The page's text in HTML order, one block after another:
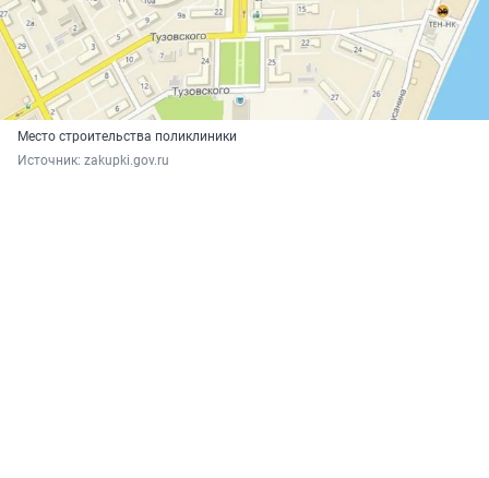
Место строительства поликлиники
Источник: zakupki.gov.ru